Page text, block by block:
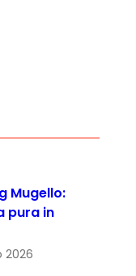
Mugello:
pura in
2026